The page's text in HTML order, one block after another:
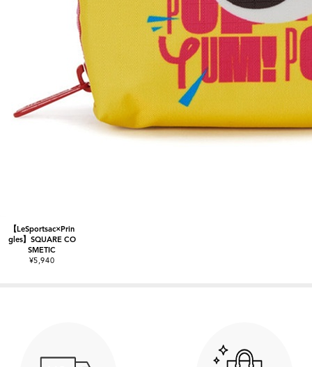
【LeSportsac×Prin
gles】SQUARE CO
SMETIC
¥5,940